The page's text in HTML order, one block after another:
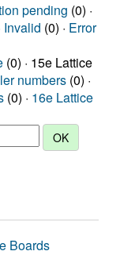
pending (0) ·
Invalid (0) · Error
(0) · 15e Lattice
numbers (0) ·
(0) · 16e Lattice
Boards